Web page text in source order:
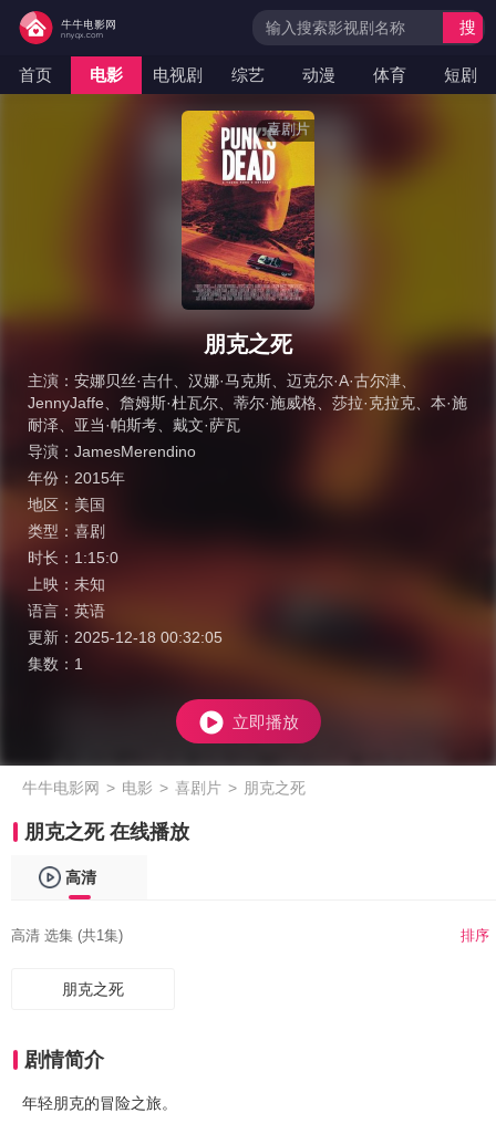
首页 电影 电视剧 综艺 动漫 体育 短剧
搜
喜剧片
朋克之死
主演： 安娜贝丝·吉什 汉娜·马克斯 迈克尔·A·古尔津
JennyJaffe
詹姆斯·杜瓦尔 蒂尔·施威格 莎拉·克拉克
本·施
耐泽
亚当·帕斯考
戴文·萨瓦
导演： JamesMerendino
年份： 2015年
地区： 美国
类型： 喜剧
时长： 1:15:0
上映： 未知
语言： 英语
更新： 2025-12-18 00:32:05
集数： 1
立即播放
牛牛电影网 > 电影 > 喜剧片 > 朋克之死
朋克之死 在线播放
高清
高清 选集 (共1集) 排序
朋克之死
剧情简介
年轻朋克的冒险之旅。